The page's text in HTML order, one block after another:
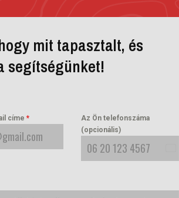
mit tapasztalt, és
segítségünket!
címe *
Az Ön telefonszáma
(opcionális)